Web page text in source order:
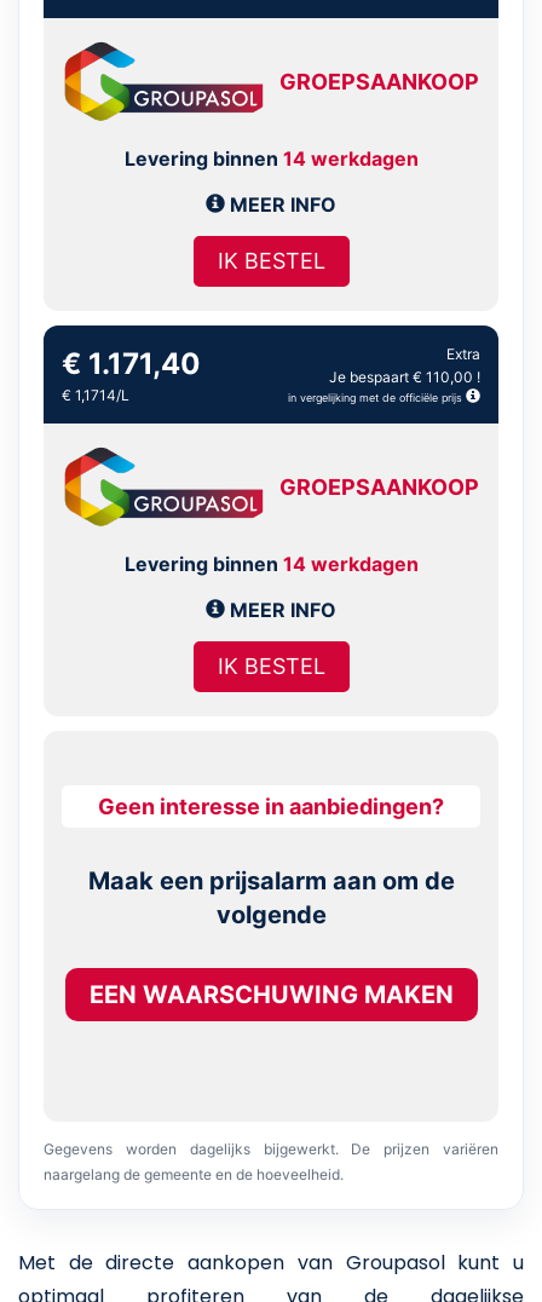
GROEPSAANKOOP
Levering binnen 14 werkdagen
MEER INFO
IK BESTEL
€ 1.171,40
€ 1,1714/L
Extra
Je bespaart € 110,00 !
in vergelijking met de officiële prijs
GROEPSAANKOOP
Levering binnen 14 werkdagen
MEER INFO
IK BESTEL
Geen interesse in aanbiedingen?
Maak een prijsalarm aan om de
volgende
EEN WAARSCHUWING MAKEN
Gegevens worden dagelijks bijgewerkt. De prijzen variëren
naargelang de gemeente en de hoeveelheid.
Met de directe aankopen van Groupasol kunt u
optimaal profiteren van de dagelijkse